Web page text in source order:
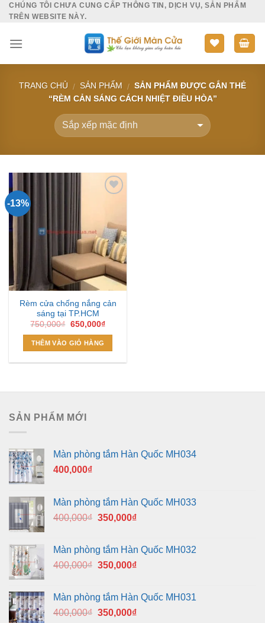
SkipCHÚNG TÔI CHƯA CUNG CẤP THÔNG TIN, DỊCH VỤ, SẢN PHẨM
TRÊN WEBSITE NÀY.
TRANG CHỦ / SẢN PHẨM / SẢN PHẨM ĐƯỢC GẮN THẺ
“RÈM CẢN SÁNG CÁCH NHIỆT ĐIỀU HÒA”
-13%
Add to
Wishlist
Rèm cửa chống nắng cản
sáng tại TP.HCM
750,000₫ Giá
là:
750,000₫.
650,000₫Giá
THÊM VÀO GIỎ HÀNG
SẢN PHẨM MỚI
Màn phòng tắm Hàn Quốc MH034
400,000₫
Màn phòng tắm Hàn Quốc MH033
400,000₫ Giá
400,000₫.
350,000₫Giá
là:
350,000₫.
Màn phòng tắm Hàn Quốc MH032
400,000₫ Giá
400,000₫.
350,000₫Giá
là:
350,000₫.
Màn phòng tắm Hàn Quốc MH031
400,000₫ Giá
350,000₫Giá